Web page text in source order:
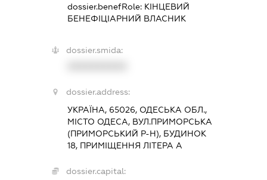
dossier.benefRole: КІНЦЕВИЙ
БЕНЕФІЦІАРНИЙ ВЛАСНИК
dossier.smida:
dossier.address:
УКРАЇНА, 65026, ОДЕСЬКА ОБЛ.,
МІСТО ОДЕСА, ВУЛ.ПРИМОРСЬКА
(ПРИМОРСЬКИЙ Р-Н), БУДИНОК
18, ПРИМІЩЕННЯ ЛІТЕРА А
dossier.capital: